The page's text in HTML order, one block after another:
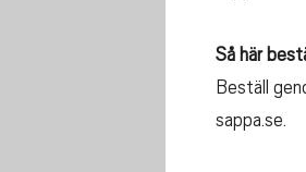
Så här
Beställ
sappa.se.